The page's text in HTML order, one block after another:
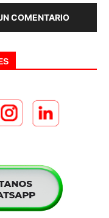
COMENTARIO